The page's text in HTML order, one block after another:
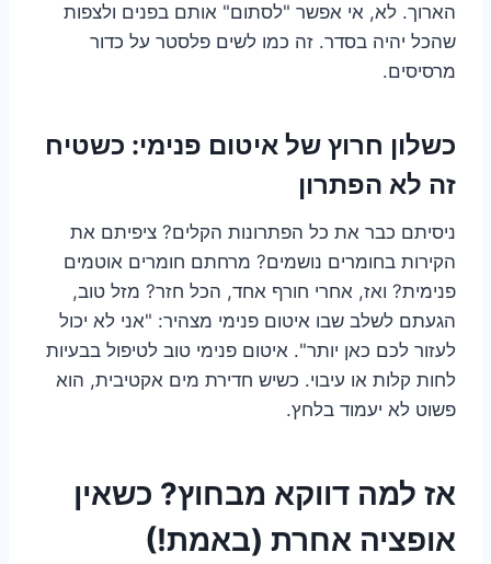
הארוך. לא, אי אפשר "לסתום" אותם בפנים ולצפות
שהכל יהיה בסדר. זה כמו לשים פלסטר על כדור
מרסיסים.
כשלון חרוץ של איטום פנימי: כשטיח
זה לא הפתרון
ניסיתם כבר את כל הפתרונות הקלים? ציפיתם את
הקירות בחומרים נושמים? מרחתם חומרים אוטמים
פנימית? ואז, אחרי חורף אחד, הכל חזר? מזל טוב,
הגעתם לשלב שבו איטום פנימי מצהיר: "אני לא יכול
לעזור לכם כאן יותר". איטום פנימי טוב לטיפול בבעיות
לחות קלות או עיבוי. כשיש חדירת מים אקטיבית, הוא
פשוט לא יעמוד בלחץ.
אז למה דווקא מבחוץ? כשאין
אופציה אחרת (באמת!)